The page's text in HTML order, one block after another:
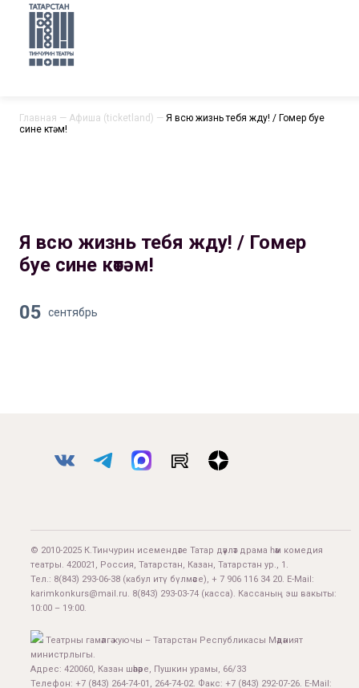
Главная — Афиша (ticketland) — Я всю жизнь тебя жду! / Гомер буе
сине көтәм!
Я всю жизнь тебя жду! / Гомер
буе сине көтәм!
05 сентябрь
© 2010-2025 К.Тинчурин исемендәге Татар дәүләт драма һәм комедия
театры. 420021, Россия, Татарстан, Казан, Татарстан ур., 1.
Тел.: 8(843) 293-06-38 (кабул итү бүлмәсе), + 7 906 116 34 20. E-Mail:
karimkonkurs@mail.ru. 8(843) 293-03-74 (касса). Кассаның эш вакыты:
10:00 – 19:00.
Театрны гамәлгә куючы – Татарстан Республикасы Мәдәният
министрлыгы.
Адрес: 420060, Казан шәһәре, Пушкин урамы, 66/33
Телефон: +7 (843) 264-74-01, 264-74-02. Факс: +7 (843) 292-07-26. E-Mail: